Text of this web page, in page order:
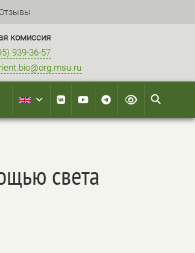
Отзывы
комиссия
939-36-57
света